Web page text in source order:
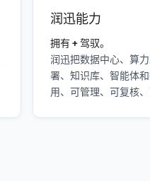
润迅能力
拥有 + 驾驭。
润迅把数据中心、算
署、知识库、智能体
用、可管理、可复核